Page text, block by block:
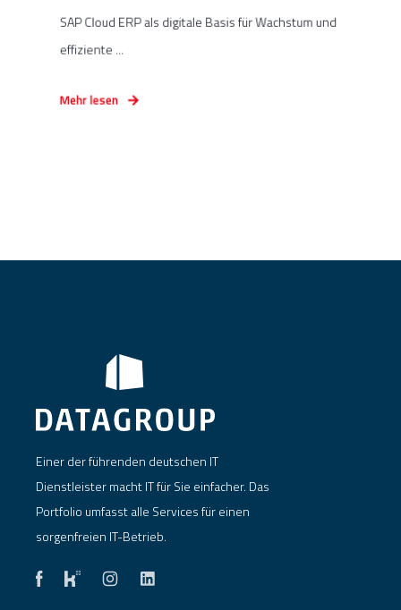
SAP Cloud ERP als digitale Basis für Wachstum und
effiziente ...
Mehr lesen
Einer der führenden deutschen IT
Dienstleister macht IT für Sie einfacher. Das
Portfolio umfasst alle Services für einen
sorgenfreien IT-Betrieb.